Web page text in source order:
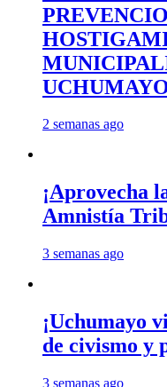
2 semanas ago
¡Aprovecha
Amnistía
3 semanas ago
¡Uchumayo
de civismo y
3 semanas ago